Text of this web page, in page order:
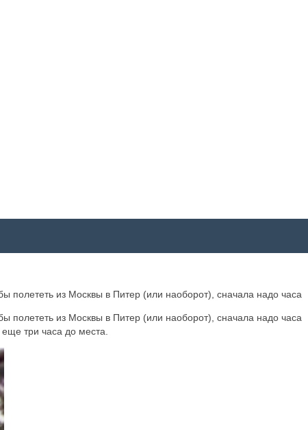
полететь из Москвы в Питер (или наоборот), сначала надо часа
полететь из Москвы в Питер (или наоборот), сначала надо часа
три часа до места.